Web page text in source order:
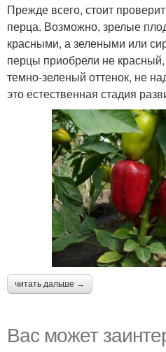
Прежде всего, стоит
перца. Возможно, зрелые
красными, а зелеными или
перцы приобрели не
темно-зеленый оттенок, не
это естественная стадия
читать дальше →
Вас может